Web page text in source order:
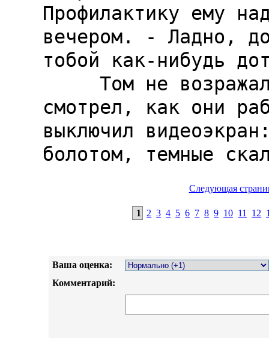
Следующая
1 2 3 4 5 6 7 8 9 10 11 12
Ваша оценка:
Комментарий: